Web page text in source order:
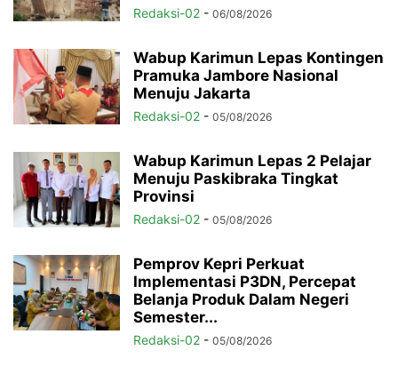
Redaksi-02 - 06/08/2026
Wabup Karimun Lepas Kontingen
Pramuka Jambore Nasional
Menuju Jakarta
Redaksi-02 - 05/08/2026
Wabup Karimun Lepas 2 Pelajar
Menuju Paskibraka Tingkat
Provinsi
Redaksi-02 - 05/08/2026
Pemprov Kepri Perkuat
Implementasi P3DN, Percepat
Belanja Produk Dalam Negeri
Semester...
Redaksi-02 - 05/08/2026